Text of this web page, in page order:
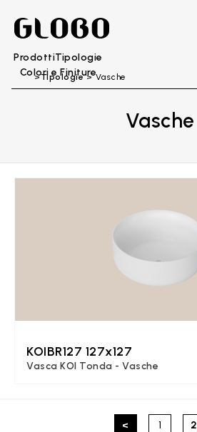
ProdottiTipologie
Colori e Finiture
Tipologie Vasche
Vasche
KOIBR127 127x127
Vasca KOI Tonda - Vasche
< 1 2